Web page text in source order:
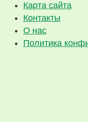
Карта сайта
Контакты
О нас
Политика